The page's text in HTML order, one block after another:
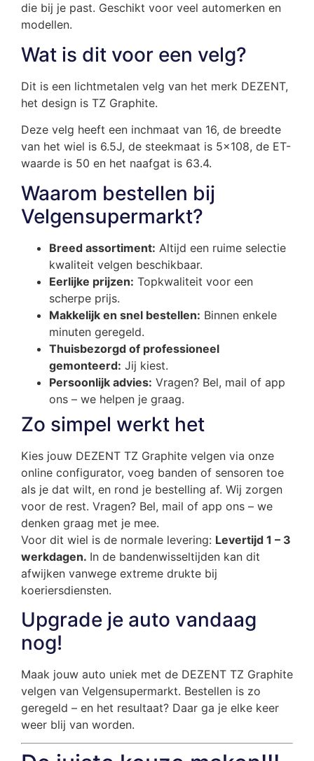
die bij je past. Geschikt voor veel automerken en
modellen.
Wat is dit voor een velg?
Dit is een lichtmetalen velg van het merk DEZENT,
het design is TZ Graphite.
Deze velg heeft een inchmaat van 16, de breedte
van het wiel is 6.5J, de steekmaat is 5×108, de ET-
waarde is 50 en het naafgat is 63.4.
Waarom bestellen bij
Velgensupermarkt?
Breed assortiment: Altijd een ruime selectie
kwaliteit velgen beschikbaar.
Eerlijke prijzen: Topkwaliteit voor een
scherpe prijs.
Makkelijk en snel bestellen: Binnen enkele
minuten geregeld.
Thuisbezorgd of professioneel
gemonteerd: Jij kiest.
Persoonlijk advies: Vragen? Bel, mail of app
ons – we helpen je graag.
Zo simpel werkt het
Kies jouw DEZENT TZ Graphite velgen via onze
online configurator, voeg banden of sensoren toe
als je dat wilt, en rond je bestelling af. Wij zorgen
voor de rest. Vragen? Bel, mail of app ons – we
denken graag met je mee.
Voor dit wiel is de normale levering: Levertijd 1 – 3
werkdagen. In de bandenwisseltijden kan dit
afwijken vanwege extreme drukte bij
koeriersdiensten.
Upgrade je auto vandaag
nog!
Maak jouw auto uniek met de DEZENT TZ Graphite
velgen van Velgensupermarkt. Bestellen is zo
geregeld – en het resultaat? Daar ga je elke keer
weer blij van worden.